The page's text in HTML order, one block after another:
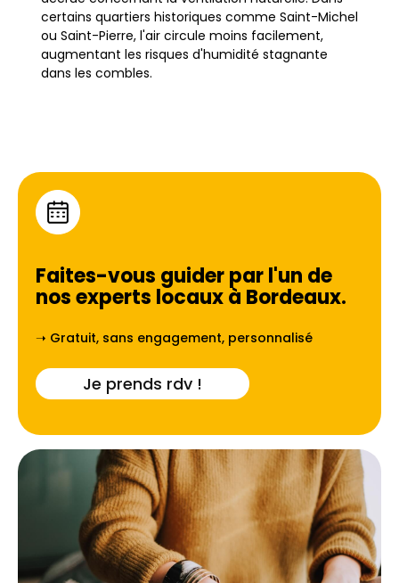
certains quartiers historiques comme Saint-Michel
ou Saint-Pierre, l'air circule moins facilement,
augmentant les risques d'humidité stagnante
dans les combles.
immobilier local sur le long terme. Les sols argilo-
calcaires influencent aussi la stabilité des
constructions et peuvent favoriser la remontée
d'humidité par capillarité. Une structure bois non
et silencieuses au fil des saisons. Il est essentiel
d'agir préventivement dans cette région Nouvelle-
Aquitaine pour éviter des travaux lourds de
Faites-vous guider par l'un de
nos experts locaux à Bordeaux.
➝ Gratuit, sans engagement, personnalisé
Je prends rdv !